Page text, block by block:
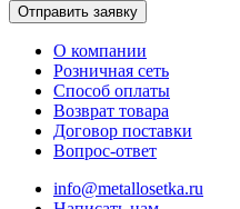
Отправить заявку
О компании
Розничная сеть
Способ оплаты
Возврат товара
Договор поставки
Вопрос-ответ
info@metallosetka.ru